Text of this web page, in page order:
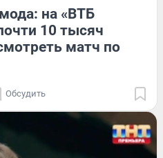
на «ВТБ
10 тысяч
матч по
Обсудить